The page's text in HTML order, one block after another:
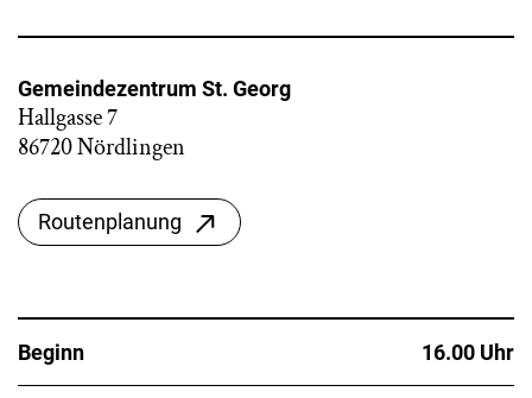
Gemeindezentrum St. Georg
Hallgasse 7
86720 Nördlingen
Routenplanung
Beginn 16.00 Uhr